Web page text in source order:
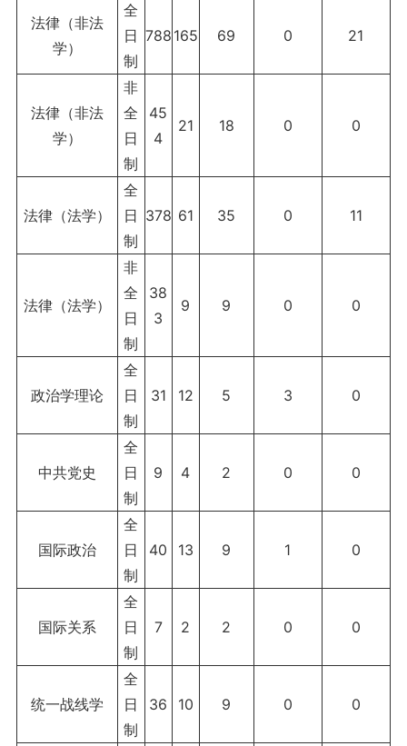
法律（非法
学）
全
日
制
788 165 69 0 21
法律（非法
学）
非
全
日
制
45
4
21 18 0 0
法律（法学）
全
日
制
378 61 35 0 11
法律（法学）
非
全
日
制
38
3
9 9 0 0
政治学理论
全
日
制
31 12 5 3 0
中共党史
全
日
制
9 4 2 0 0
国际政治
全
日
制
40 13 9 1 0
国际关系
全
日
制
7 2 2 0 0
统一战线学
全
日
制
36 10 9 0 0